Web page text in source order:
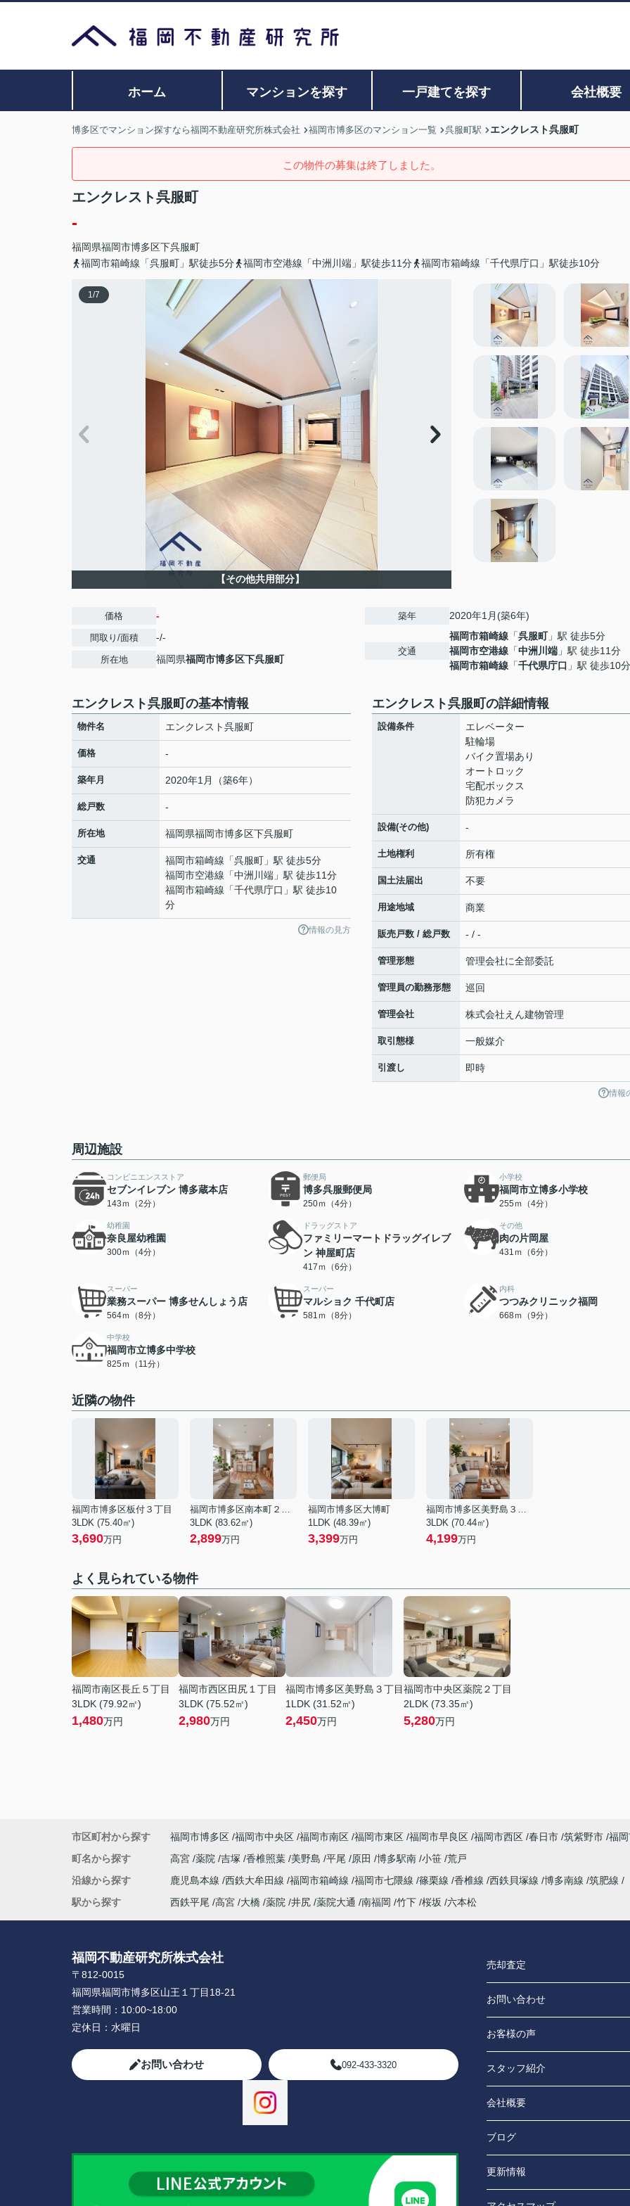
ホーム マンションを探す 一戸建てを探す 会社概要
博多区でマンション探すなら福岡不動産研究所株式会社 福岡市博多区のマンション一覧 呉服町駅 エンクレスト呉服町
この物件の募集は終了しました。
エンクレスト呉服町
-
福岡県福岡市博多区下呉服町
福岡市箱崎線「呉服町」駅徒歩5分
福岡市空港線「中洲川端」駅徒歩11分 福岡市箱崎線「千代県庁口」駅徒歩10分
1/7
【その他共用部分】
価格 -
間取り/面積 -/-
所在地 福岡県福岡市博多区下呉服町
築年 2020年1月(築6年)
交通
福岡市箱崎線 「呉服町」駅 徒歩5分
福岡市空港線 「中洲川端 」駅 徒歩11分
福岡市箱崎線 「千代県庁口 」駅 徒歩10分
エンクレスト呉服町の基本情報
物件名 エンクレスト呉服町
価格 -
築年月 2020年1月（築6年）
総戸数 -
所在地 福岡県福岡市博多区下呉服町
交通 福岡市箱崎線 「呉服町 」駅 徒歩5分
福岡市空港線 「中洲川端 」駅 徒歩11分
福岡市箱崎線 「千代県庁口 」駅 徒歩10
分
情報の見方
エンクレスト呉服町の詳細情報
設備条件
エレベーター
駐輪場
バイク置場あり
オートロック
宅配ボックス
防犯カメラ
設備(その他) -
土地権利 所有権
国土法届出 不要
用途地域 商業
販売戸数 / 総戸数 - / -
管理形態 管理会社に全部委託
管理員の勤務形態 巡回
管理会社 株式会社えん建物管理
取引態様 一般媒介
引渡し 即時
情報
周辺施設
コンビニエンスストア
セブンイレブン 博多蔵本店
143ｍ（2分）
郵便局
博多呉服郵便局
250ｍ（4分）
小学校
福岡市立博多小学校
255ｍ（4分）
幼稚園
奈良屋幼稚園
300ｍ（4分）
ドラッグストア
ファミリーマートドラッグイレブ
ン 神屋町店
417ｍ（6分）
その他
肉の片岡屋
431ｍ（6分）
スーパー
業務スーパー 博多せんしょう店
564ｍ（8分）
スーパー
マルショク 千代町店
581ｍ（8分）
内科
つつみクリニック福岡
668ｍ（9分）
中学校
福岡市立博多中学校
825ｍ（11分）
近隣の物件
福岡市博多区板付３丁目
3LDK (75.40㎡)
3,690万円
福岡市博多区南本町２丁目
3LDK (83.62㎡)
2,899万円
福岡市博多区大博町
1LDK (48.39㎡)
3,399万円
福岡市博多区美野島３丁目
3LDK (70.44㎡)
4,199万円
よく見られている物件
福岡市南区長丘５丁目
3LDK (79.92㎡)
1,480万円
福岡市西区田尻１丁目
3LDK (75.52㎡)
2,980万円
福岡市博多区美野島３丁目
1LDK (31.52㎡)
2,450万円
福岡市中央区薬院２丁目
2LDK (73.35㎡)
5,280万円
市区町村から探す 福岡市博多区 福岡市中央区 福岡市南区 福岡市東区 福岡市早良区 福岡市西区 春日市 筑紫野市 福
町名から探す
高宮 薬院 吉塚 香椎照葉 美野島 平尾 原田 博多駅南 小笹 荒戸
沿線から探す
鹿児島本線 西鉄大牟田線 福岡市箱崎線 福岡市七隈線 篠栗線 香椎線 西鉄貝塚線 博多南線 筑肥線
駅から探す
西鉄平尾 高宮 大橋 薬院 井尻 薬院大通 南福岡 竹下 桜坂 六本松
福岡不動産研究所株式会社
〒812-0015
福岡県福岡市博多区山王１丁目18-21
営業時間： 10:00~18:00
定休日： 水曜日
お問い合わせ 092-433-3320
売却査定
お問い合わせ
お客様の声
スタッフ紹介
会社概要
ブログ
更新情報